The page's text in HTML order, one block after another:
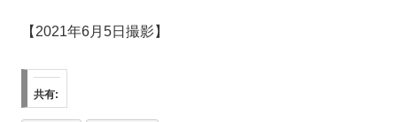
【2021年6月5日撮影】
共有: